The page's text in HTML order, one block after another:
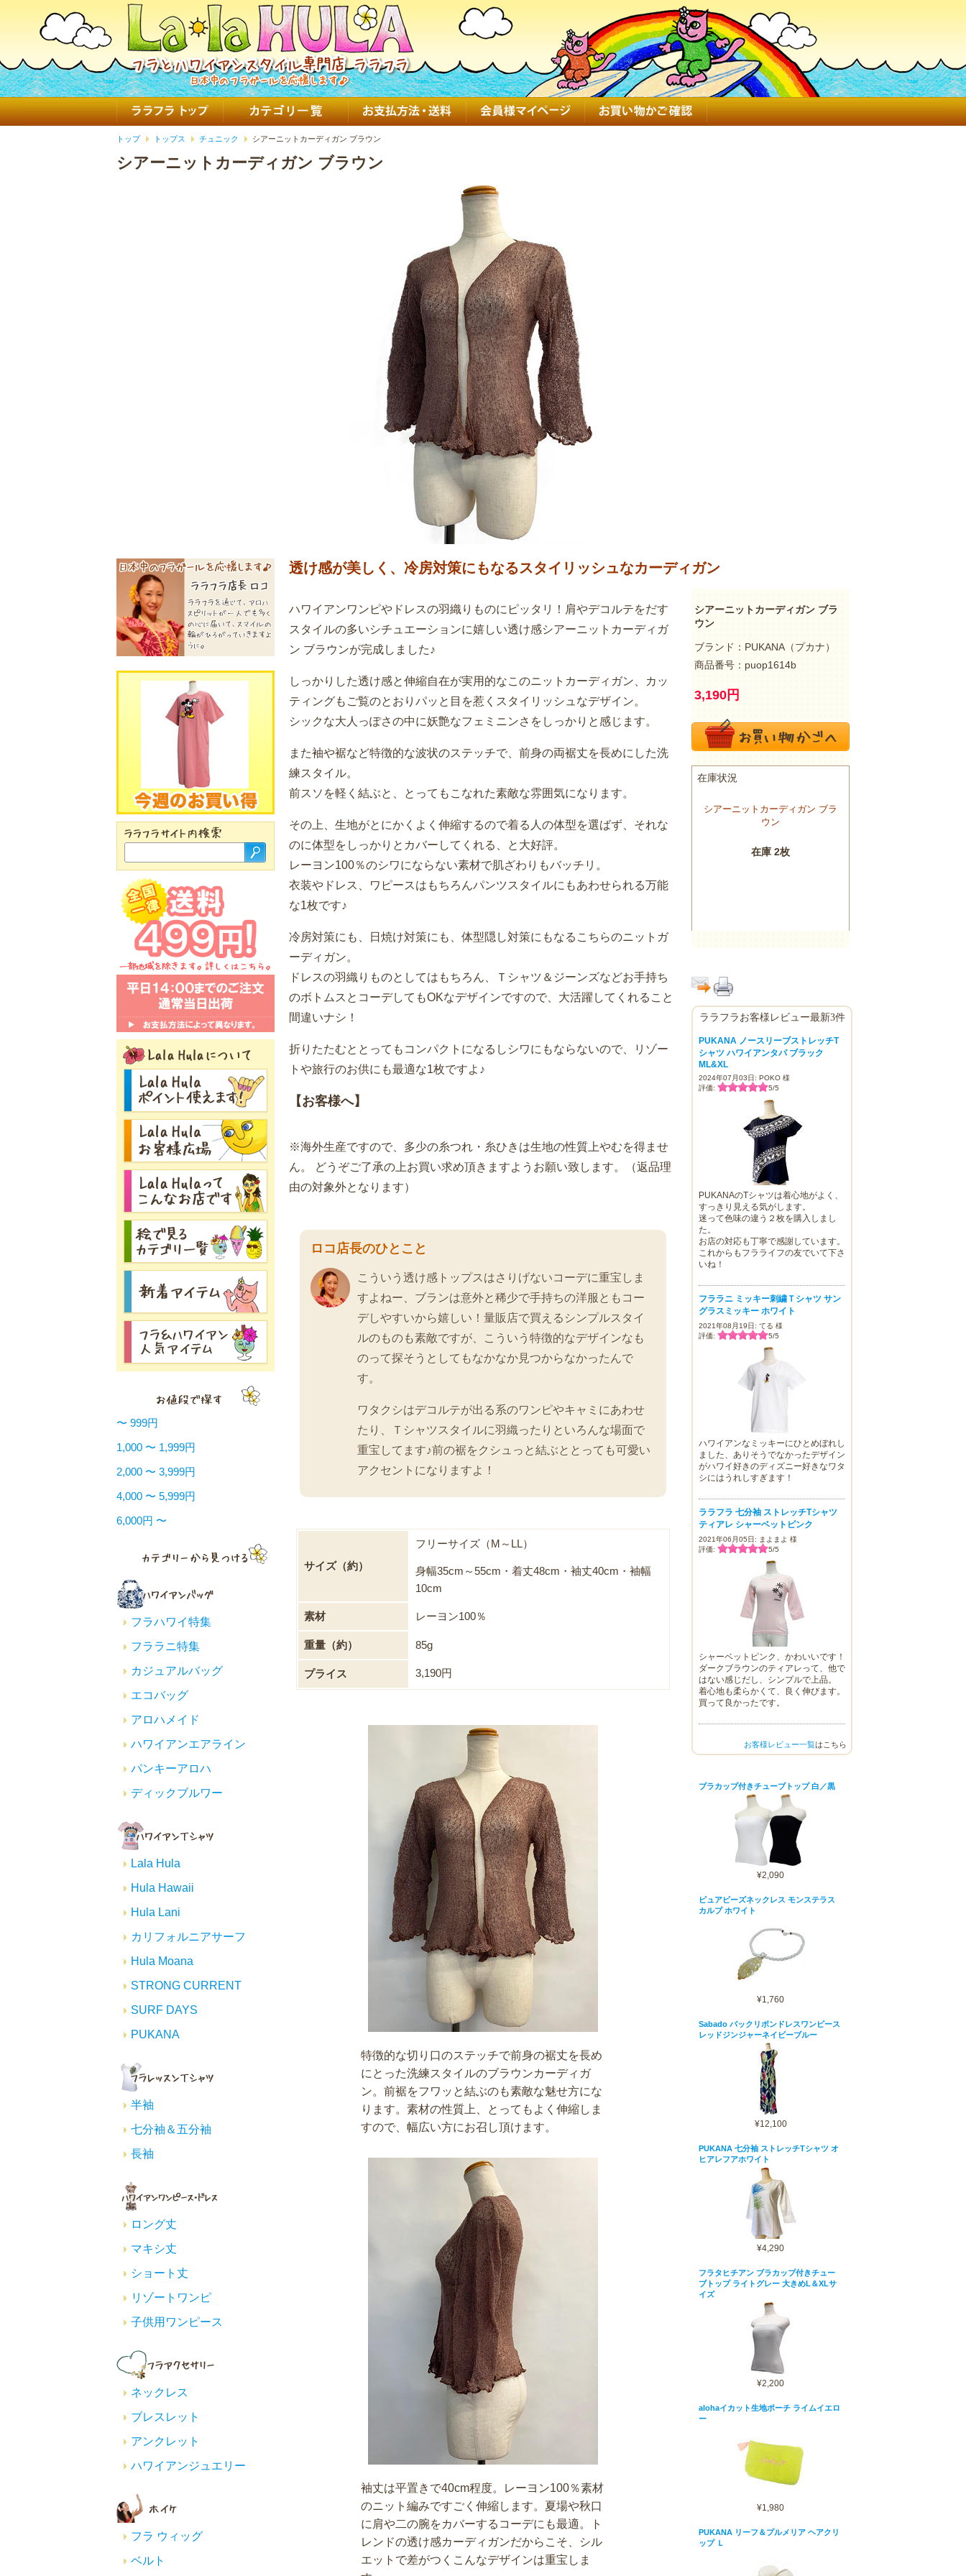
トップ トップス チュニック シアーニットカーディガン ブラウン
シアーニットカーディガン ブラウン
透け感が美しく、冷房対策にもなるスタイリッシュなカーディガン
ハワイアンワンピやドレスの羽織りものにピッタリ！肩やデコルテをだす
スタイルの多いシチュエーションに嬉しい透け感シアーニットカーディガ
ン ブラウンが完成しました♪
しっかりした透け感と伸縮自在が実用的なこのニットカーディガン、カッ
ティングもご覧のとおりパッと目を惹くスタイリッシュなデザイン。
シックな大人っぽさの中に妖艶なフェミニンさをしっかりと感じます。
また袖や裾など特徴的な波状のステッチで、前身の両裾丈を長めにした洗
練スタイル。
前スソを軽く結ぶと、とってもこなれた素敵な雰囲気になります。
その上、生地がとにかくよく伸縮するので着る人の体型を選ばず、それな
のに体型をしっかりとカバーしてくれる、と大好評。
レーヨン100％のシワにならない素材で肌ざわりもバッチリ。
衣装やドレス、ワピースはもちろんパンツスタイルにもあわせられる万能
な1枚です♪
冷房対策にも、日焼け対策にも、体型隠し対策にもなるこちらのニットガ
ーディガン。
ドレスの羽織りものとしてはもちろん、Ｔシャツ＆ジーンズなどお手持ち
のボトムスとコーデしてもOKなデザインですので、大活躍してくれること
間違いナシ！
折りたたむととってもコンパクトになるしシワにもならないので、リゾー
トや旅行のお供にも最適な1枚ですよ♪
【お客様へ】
※海外生産ですので、多少の糸つれ・糸ひきは生地の性質上やむを得ませ
ん。 どうぞご了承の上お買い求め頂きますようお願い致します。（返品理
由の対象外となります）
ロコ店長のひとこと
こういう透け感トップスはさりげないコーデに重宝しま
すよねー、ブランは意外と稀少で手持ちの洋服ともコー
デしやすいから嬉しい！量販店で買えるシンプルスタイ
ルのものも素敵ですが、こういう特徴的なデザインなも
のって探そうとしてもなかなか見つからなかったんで
す。
ワタクシはデコルテが出る系のワンピやキャミにあわせ
たり、Ｔシャツスタイルに羽織ったりといろんな場面で
重宝してます♪前の裾をクシュっと結ぶととっても可愛い
アクセントになりますよ！
サイズ（約）
フリーサイズ（M～LL）
身幅35cm～55cm・着丈48cm・袖丈40cm・袖幅
10cm
素材 レーヨン100％
重量（約） 85g
プライス 3,190円
特徴的な切り口のステッチで前身の裾丈を長め
にとった洗練スタイルのブラウンカーディガ
ン。前裾をフワッと結ぶのも素敵な魅せ方にな
ります。素材の性質上、とってもよく伸縮しま
すので、幅広い方にお召し頂けます。
袖丈は平置きで40cm程度。レーヨン100％素材
のニット編みですごく伸縮します。夏場や秋口
に肩や二の腕をカバーするコーデにも最適。ト
レンドの透け感カーディガンだからこそ、シル
エットで差がつくこんなデザインは重宝しま
シアーニットカーディガン ブラ
ウン
ブランド：PUKANA（プカナ）
商品番号：puop1614b
3,190円
ララフラお客様レビュー最新3件
PUKANA ノースリーブストレッチT
シャツ ハワイアンタパ ブラック
ML&XL
2024年07月03日: POKO 様
評価:
5/5
PUKANAのTシャツは着心地がよく、
すっきり見える気がします。
迷って色味の違う２枚を購入しまし
た。
お店の対応も丁寧で感謝しています。
これからもフラライフの友でいて下さ
いね！
フララニ ミッキー刺繍Ｔシャツ サン
グラスミッキー ホワイト
2021年08月19日: てる 様
評価:
5/5
ハワイアンなミッキーにひとめぼれし
ました、ありそうでなかったデザイン
がハワイ好きのディズニー好きなワタ
シにはうれしすぎます！
ララフラ 七分袖 ストレッチTシャツ
ティアレ シャーベットピンク
2021年06月05日: まよまよ 様
評価:
5/5
シャーベットピンク、かわいいです！
ダークブラウンのティアレって、他で
はない感じだし、シンプルで上品。
着心地も柔らかくて、良く伸びます。
買って良かったです。
お客様レビュー一覧はこちら
ブラカップ付きチューブトップ 白／黒
¥2,090
ピュアビーズネックレス モンステラス
カルプ ホワイト
¥1,760
Sabado バックリボンドレスワンピース
レッドジンジャーネイビーブルー
¥12,100
PUKANA 七分袖 ストレッチTシャツ オ
ヒアレフアホワイト
¥4,290
フラタヒチアン ブラカップ付きチュー
ブトップ ライトグレー 大きめL＆XLサ
イズ
¥2,200
alohaイカット生地ポーチ ライムイエロ
ー
¥1,980
PUKANA リーフ＆プルメリア ヘアクリ
ップ Ｌ
〜 999円
1,000 〜 1,999円
2,000 〜 3,999円
4,000 〜 5,999円
6,000円 〜
フラハワイ特集
フララニ特集
カジュアルバッグ
エコバッグ
アロハメイド
ハワイアンエアライン
パンキーアロハ
ディックブルワー
Lala Hula
Hula Hawaii
Hula Lani
カリフォルニアサーフ
Hula Moana
STRONG CURRENT
SURF DAYS
PUKANA
半袖
七分袖＆五分袖
長袖
ロング丈
マキシ丈
ショート丈
リゾートワンピ
子供用ワンピース
ネックレス
ブレスレット
アンクレット
ハワイアンジュエリー
フラ ウィッグ
ベルト